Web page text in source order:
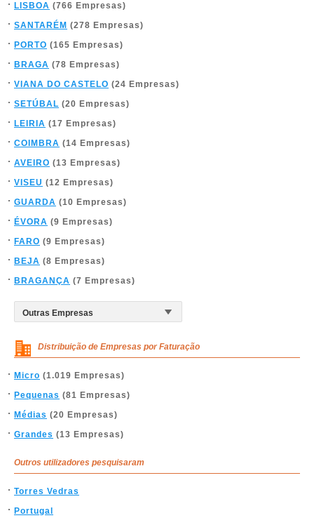
LISBOA (766 Empresas)
SANTARÉM (278 Empresas)
PORTO (165 Empresas)
BRAGA (78 Empresas)
VIANA DO CASTELO (24 Empresas)
SETÚBAL (20 Empresas)
LEIRIA (17 Empresas)
COIMBRA (14 Empresas)
AVEIRO (13 Empresas)
VISEU (12 Empresas)
GUARDA (10 Empresas)
ÉVORA (9 Empresas)
FARO (9 Empresas)
BEJA (8 Empresas)
BRAGANÇA (7 Empresas)
Distribuição de Empresas por Faturação
Micro (1.019 Empresas)
Pequenas (81 Empresas)
Médias (20 Empresas)
Grandes (13 Empresas)
Outros utilizadores pesquisaram
Torres Vedras
Portugal